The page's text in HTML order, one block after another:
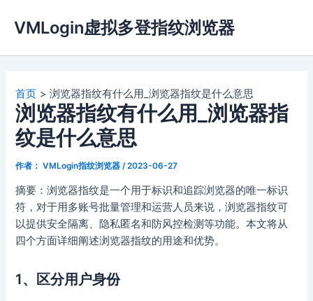
容
VMLogin虚拟多登指纹浏览器
首页 浏览器指纹有什么用_浏览器指纹是什么意思
浏览器指纹有什么用_浏览器指
纹是什么意思
作者： VMLogin指纹浏览器 /2023-06-27
摘要：浏览器指纹是一个用于标识和追踪浏览器的唯一标识
符，对于用多账号批量管理和运营人员来说，浏览器指纹可
以提供安全隔离、隐私匿名和防风控检测等功能。本文将从
四个方面详细阐述浏览器指纹的用途和优势。
1、区分用户身份